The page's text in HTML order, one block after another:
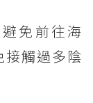
免前往海
接觸過多陰